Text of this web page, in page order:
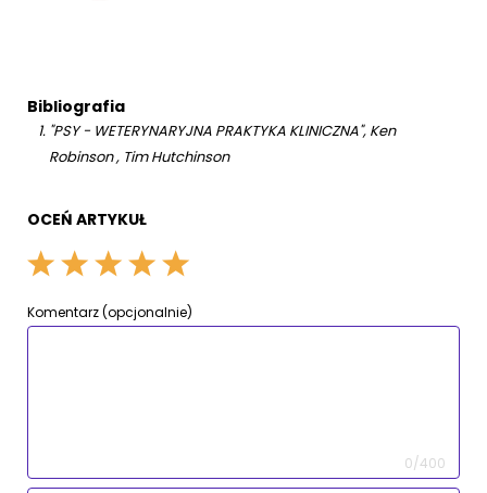
Bibliografia
"PSY - WETERYNARYJNA PRAKTYKA KLINICZNA", Ken
Robinson , Tim Hutchinson
OCEŃ ARTYKUŁ
Komentarz (opcjonalnie)
0/400